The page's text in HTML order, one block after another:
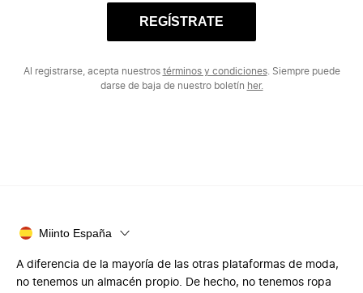
REGÍSTRATE
Al registrarse, acepta nuestros términos y condiciones. Siempre puede
darse de baja de nuestro boletín her.
Miinto España
A diferencia de la mayoría de las otras plataformas de moda,
no tenemos un almacén propio. De hecho, no tenemos ropa